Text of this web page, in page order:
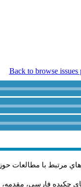
Back to browse issues
مرتبط با مطالعات
چکیده فارسی،